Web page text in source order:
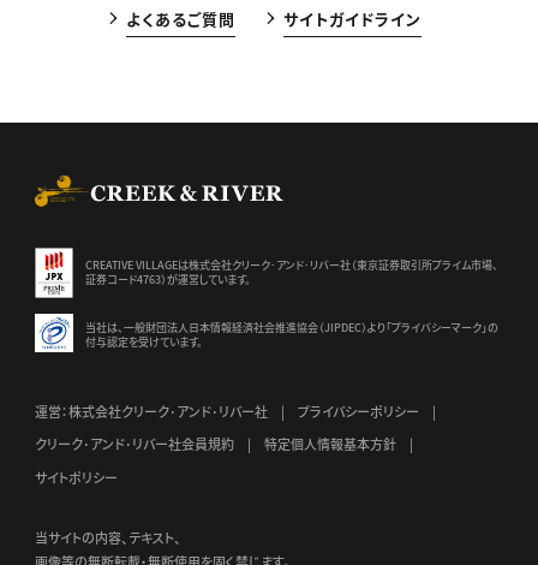
よくあるご質問 サイトガイドライン
CREATIVE VILLAGEは株式会社クリーク･アンド･リバー社（東京証券取引所プライム市場、
証券コード4763）が運営しています。
当社は、一般財団法人日本情報経済社会推進協会（JIPDEC）より 「プライバシーマーク」の
付与認定を受けています。
運営：株式会社クリーク･アンド･リバー社
プライバシーポリシー
クリーク･アンド･リバー社会員規約
特定個人情報基本方針
サイトポリシー
当サイトの内容、テキスト、
画像等の無断転載・無断使用を固く禁じます。